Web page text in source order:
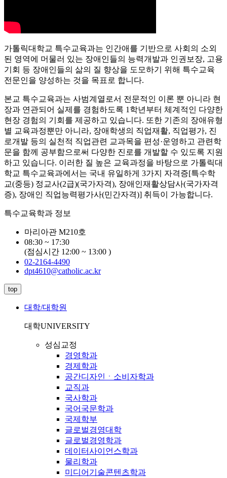
가톨릭대학교 특수교육과는 인간애를 기반으로 사회의 소외
된 영역에 머물러 있는 장애인들의 능력개발과 인권보장, 고용
기회 등 장애인들의 삶의 질 향상을 도모하기 위해 특수교육
전문인을 양성하는 것을 목표로 합니다.
본교 특수교육과는 사범계열로서 전문적인 이론 뿐 아니라 현
장과 연관되어 실제를 경험하도록 1학년부터 체계적인 다양한
현장 경험의 기회를 제공하고 있습니다. 또한 기존의 장애유형
별 교육과정뿐만 아니라, 장애학생의 직업재활, 직업평가, 진
로개발 등의 실천적 직업관련 교과목을 편성·운영하고 관련학
문을 함께 공부함으로써 다양한 진로를 개발할 수 있도록 지원
하고 있습니다. 이러한 질 높은 교육과정을 바탕으로 가톨릭대
학교 특수교육과에서는 국내 유일하게 3가지 자격증[특수학
교(중등) 정교사(2급)(국가자격), 장애인재활상담사(국가자격
증), 장애인 직업능력평가사(민간자격)] 취득이 가능합니다.
특수교육학과 정보
마리아관 M210호
08:30 ~ 17:30
(점심시간 12:00 ~ 13:00 )
02-2164-4490
dpt4610@catholic.ac.kr
top
대학/대학원
대학UNIVERSITY
성심교정
경영학과
경제학과
공간디자인ㆍ소비자학과
교직과
국사학과
국어국문학과
국제학부
글로벌경영대학
글로벌경영학과
데이터사이언스학과
물리학과
미디어기술콘텐츠학과